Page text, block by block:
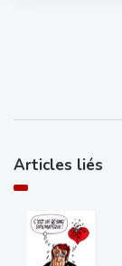
Articles liés